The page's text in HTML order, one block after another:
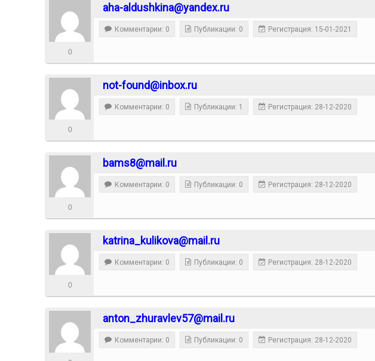
aha-aldushkina@yandex.ru
0
Комментарии: 0 Публикации: 0 Регистрация: 15-01-2021
not-found@inbox.ru
0
Комментарии: 0 Публикации: 1 Регистрация: 28-12-2020
bams8@mail.ru
0
Комментарии: 0 Публикации: 0 Регистрация: 28-12-2020
katrina_kulikova@mail.ru
0
Комментарии: 0 Публикации: 0 Регистрация: 28-12-2020
anton_zhuravlev57@mail.ru
Комментарии: 0 Публикации: 0 Регистрация: 28-12-2020